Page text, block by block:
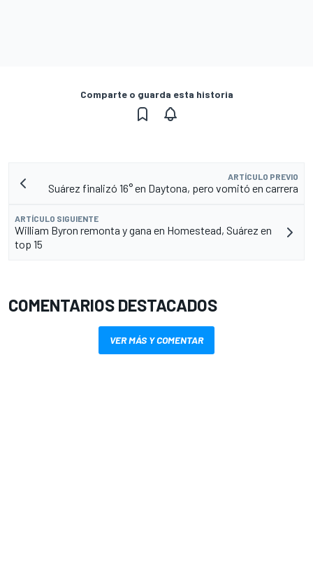
Comparte o guarda esta historia
ARTÍCULO PREVIO
Suárez finalizó 16° en Daytona, pero vomitó en carrera
ARTÍCULO SIGUIENTE
William Byron remonta y gana en Homestead, Suárez en
top 15
COMENTARIOS DESTACADOS
VER MÁS Y COMENTAR